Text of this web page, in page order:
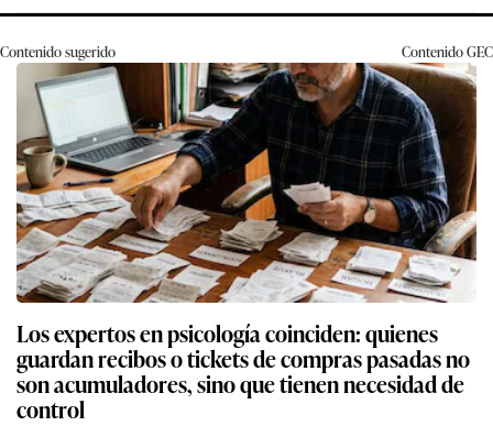
Contenido sugerido ContenidoGEC
Los expertos en psicología coinciden: quienes
guardan recibos o tickets de compras pasadas no
son acumuladores, sino que tienen necesidad de
control